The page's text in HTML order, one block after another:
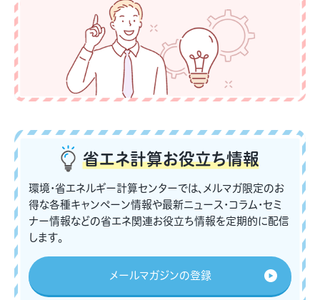
省エネ計算お役立ち情報
環境・省エネルギー計算センターでは、メルマガ限定のお
得な各種キャンペーン情報や最新ニュース・コラム・セミ
ナー情報などの省エネ関連お役立ち情報を定期的に配信
します。
メールマガジンの登録